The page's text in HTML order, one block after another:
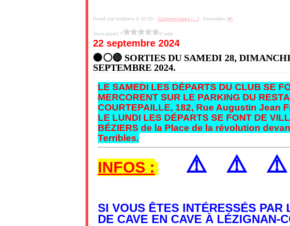
Posté par lestitans à 10:55 - Commentaires [ ] - Permalien [#]
Vous aimez ? 0 vote
22 septembre 2024
⚫⚪🔴 SORTIES DU SAMEDI 28,
SEPTEMBRE 2024.
LE SAMEDI LES DÉPARTS DU CLUB SE
MERCORENT SUR LE PARKING DU
COURTEPAILLE, 182, Rue Augustin Jean
LE LUNDI LES DÉPARTS SE FONT DE
BÉZIERS de la Place de la révolution
Terribles.
INFOS : ⚠️ ⚠️ ⚠️
SI VOUS ÊTES INTÉRESSÉS PAR
DE CAVE EN CAVE À LÉZIGNAN-